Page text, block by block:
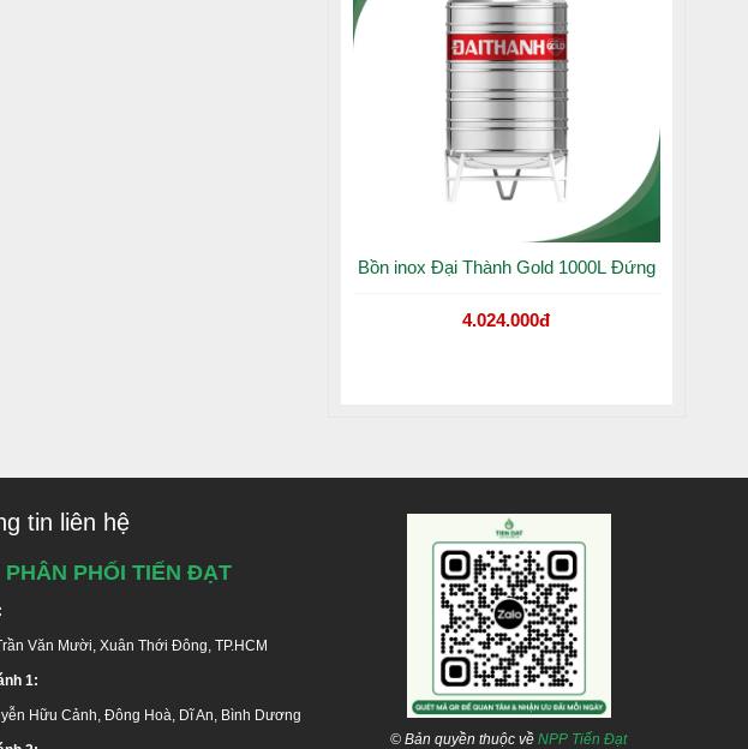
Bồn inox Đại Thành Gold 1000L Đứng
4.024.000đ
tin liên hệ
PHÂN PHỐI TIẾN ĐẠT
Văn Mười, Xuân Thới Đông, TP.HCM
1:
Hữu Cảnh, Đông Hoà, Dĩ An, Bình Dương
© Bản quyền thuộc về NPP Tiến Đạt